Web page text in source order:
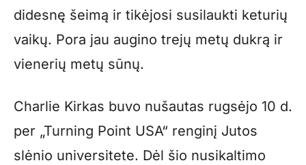
didesnę šeimą ir tikėjosi susilaukti keturių
vaikų. Pora jau augino trejų metų dukrą ir
vienerių metų sūnų.
Charlie Kirkas buvo nušautas rugsėjo 10 d.
per „Turning Point USA“ renginį Jutos
slėnio universitete. Dėl šio nusikaltimo